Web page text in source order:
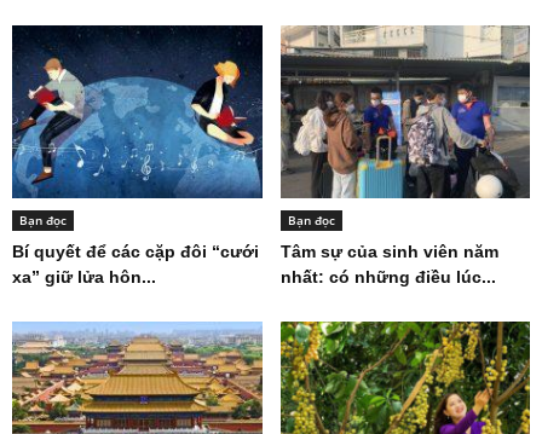
Bạn đọc
Bí quyết để các cặp đôi “cưới
xa” giữ lửa hôn...
Bạn đọc
Tâm sự của sinh viên năm
nhất: có những điều lúc...